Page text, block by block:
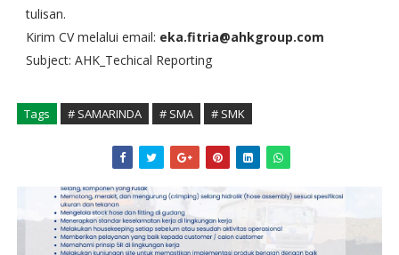
tulisan.
Kirim CV melalui email: eka.fitria@ahkgroup.com
Subject: AHK_Techical Reporting
Tags # SAMARINDA # SMA # SMK